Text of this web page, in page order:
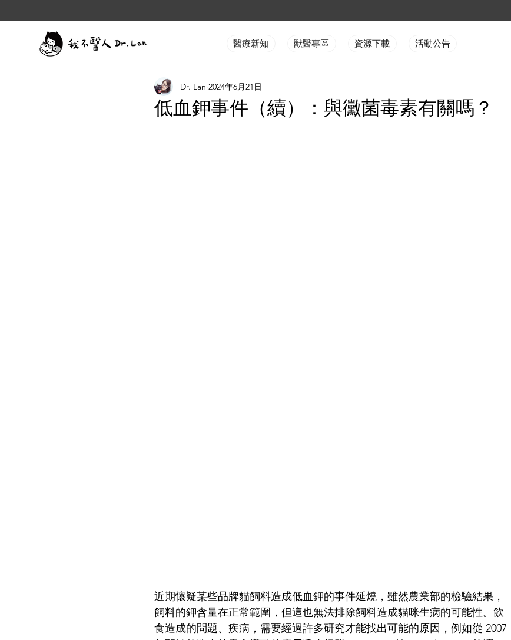
醫療新知 獸醫專區 資源下載 活動公告
低血鉀事件（續）：與黴菌毒素有關嗎？
Dr. Lan 2024年6月21日
近期懷疑某些品牌貓飼料造成低血鉀的事件延燒，雖然農業部的檢驗結果，
飼料的鉀含量在正常範圍，但這也無法排除飼料造成貓咪生病的可能性。飲
食造成的問題、疾病，需要經過許多研究才能找出可能的原因，例如從 2007